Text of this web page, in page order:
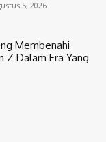
5, 2026
Membenahi
Z Dalam Era Yang